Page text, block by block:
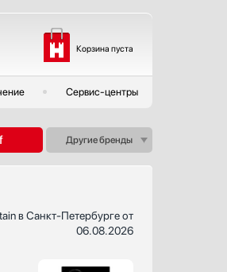
Корзина пуста
Сервис-центры
Другие бренды
в Санкт-Петербурге от
06.08.2026